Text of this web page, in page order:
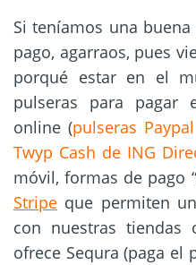
Si teníamos una
pago, agarraos, pues
porqué estar en el
pulseras para
online (pulseras Paypal
Twyp Cash de ING
móvil, formas de pago
Stripe que permiten
con nuestras
ofrece Sequra (paga el